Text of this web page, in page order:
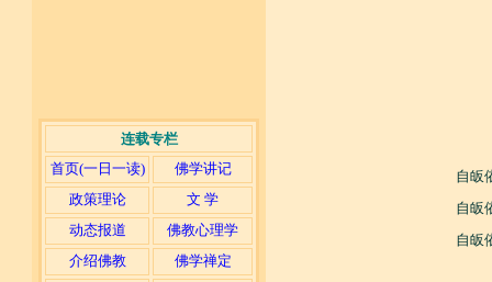
连载专栏
首页(一日一读)
佛学讲记
政策理论
文 学
动态报道
佛教心理学
介绍佛教
佛学禅定
自皈
自皈
自皈